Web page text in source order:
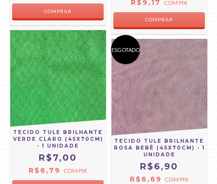
R$9,17 COM PIX
COMPRAR
TECIDO TULE BRILHANTE
VERDE CLARO (45X70CM)
- 1 UNIDADE
R$7,00
R$6,79 COM PIX
ESGOTADO
TECIDO TULE BRILHANTE
ROSA BEBÊ (45X70CM) - 1
UNIDADE
R$6,90
R$6,69 COM PIX